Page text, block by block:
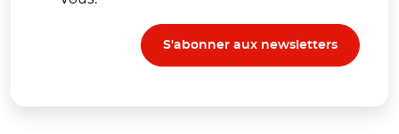
S'abonner aux newsletters